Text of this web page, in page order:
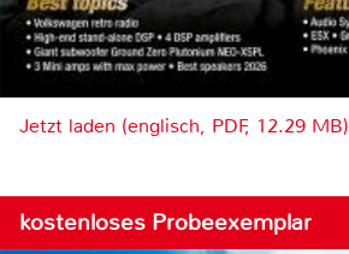
Jetzt laden (englisch, PDF, 12.29 MB)
kostenloses Probeexemplar